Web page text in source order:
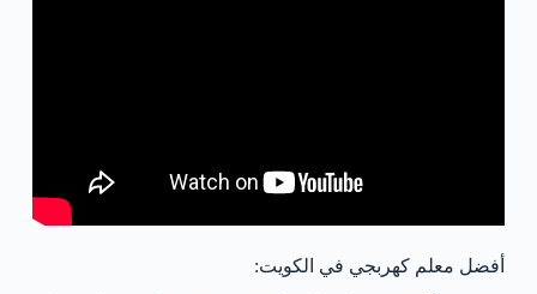
أفضل معلم كهربجي في الكويت: